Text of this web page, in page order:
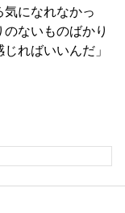
になれなかっ
ないものばかり
ればいいんだ」